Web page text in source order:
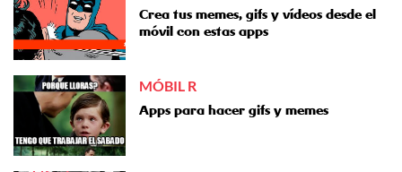
Crea tus memes, gifs y vídeos desde el
móvil con estas apps
MÓBIL R
Apps para hacer gifs y memes